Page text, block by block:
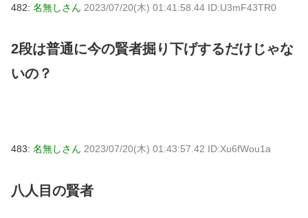
482: 名無しさん 2023/07/20(木) 01:41:58.44 ID:U3mF43TR0
2段は普通に今の賢者掘り下げするだけじゃな
いの？
483: 名無しさん 2023/07/20(木) 01:43:57.42 ID:Xu6fWou1a
八人目の賢者